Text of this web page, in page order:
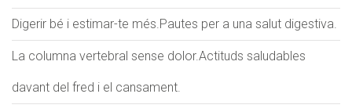
Digerir bé i estimar-te més.Pautes per a una salut digestiva.
La columna vertebral sense dolor.Actituds saludables
davant del fred i el cansament.